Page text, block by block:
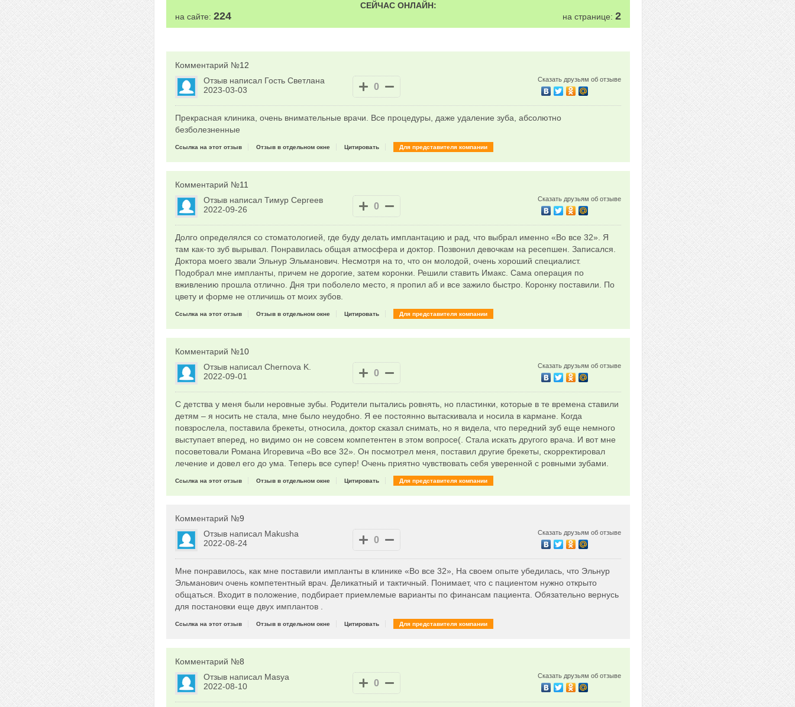
СЕЙЧАС ОНЛАЙН:
на сайте: 224 на странице: 2
Комментарий №12
Отзыв написал Гость Светлана
2023-03-03
0
Сказать друзьям об отзыве
Прекрасная клиника, очень внимательные врачи. Все процедуры, даже удаление зуба, абсолютно
безболезненные
Ссылка на этот отзыв Отзыв в отдельном окне Цитировать Для представителя компании
Комментарий №11
Отзыв написал Тимур Сергеев
2022-09-26
0
Сказать друзьям об отзыве
Долго определялся со стоматологией, где буду делать имплантацию и рад, что выбрал именно «Во все 32». Я
там как-то зуб вырывал. Понравилась общая атмосфера и доктор. Позвонил девочкам на ресепшен. Записался.
Доктора моего звали Эльнур Эльманович. Несмотря на то, что он молодой, очень хороший специалист.
Подобрал мне импланты, причем не дорогие, затем коронки. Решили ставить Имакс. Сама операция по
вживлению прошла отлично. Дня три поболело место, я пропил аб и все зажило быстро. Коронку поставили. По
цвету и форме не отличишь от моих зубов.
Ссылка на этот отзыв Отзыв в отдельном окне Цитировать Для представителя компании
Комментарий №10
Отзыв написал Chernova K.
2022-09-01
0
Сказать друзьям об отзыве
С детства у меня были неровные зубы. Родители пытались ровнять, но пластинки, которые в те времена ставили
детям – я носить не стала, мне было неудобно. Я ее постоянно вытаскивала и носила в кармане. Когда
повзрослела, поставила брекеты, относила, доктор сказал снимать, но я видела, что передний зуб еще немного
выступает вперед, но видимо он не совсем компетентен в этом вопросе(. Стала искать другого врача. И вот мне
посоветовали Романа Игоревича «Во все 32». Он посмотрел меня, поставил другие брекеты, скорректировал
лечение и довел его до ума. Теперь все супер! Очень приятно чувствовать себя уверенной с ровными зубами.
Ссылка на этот отзыв Отзыв в отдельном окне Цитировать Для представителя компании
Комментарий №9
Отзыв написал Makusha
2022-08-24
0
Сказать друзьям об отзыве
Мне понравилось, как мне поставили импланты в клинике «Во все 32», На своем опыте убедилась, что Эльнур
Эльманович очень компетентный врач. Деликатный и тактичный. Понимает, что с пациентом нужно открыто
общаться. Входит в положение, подбирает приемлемые варианты по финансам пациента. Обязательно вернусь
для постановки еще двух имплантов .
Ссылка на этот отзыв Отзыв в отдельном окне Цитировать Для представителя компании
Комментарий №8
Отзыв написал Masya
2022-08-10
0
Сказать друзьям об отзыве